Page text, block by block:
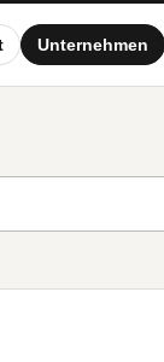
Unternehmen